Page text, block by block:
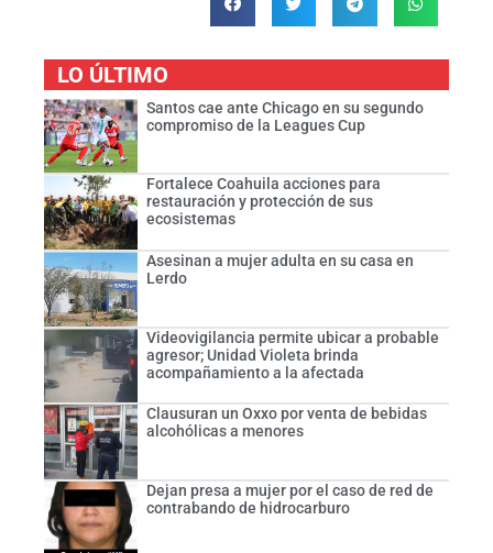
LO ÚLTIMO
Santos cae ante Chicago en su segundo
compromiso de la Leagues Cup
Fortalece Coahuila acciones para
restauración y protección de sus
ecosistemas
Asesinan a mujer adulta en su casa en
Lerdo
Videovigilancia permite ubicar a probable
agresor; Unidad Violeta brinda
acompañamiento a la afectada
Clausuran un Oxxo por venta de bebidas
alcohólicas a menores
Dejan presa a mujer por el caso de red de
contrabando de hidrocarburo